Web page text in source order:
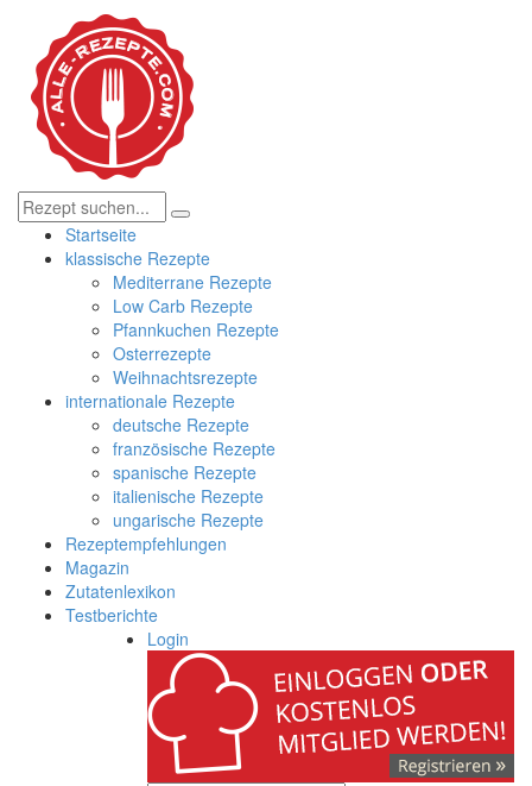
Startseite
klassische Rezepte
Mediterrane Rezepte
Low Carb Rezepte
Pfannkuchen Rezepte
Osterrezepte
Weihnachtsrezepte
internationale Rezepte
deutsche Rezepte
französische Rezepte
spanische Rezepte
italienische Rezepte
ungarische Rezepte
Rezeptempfehlungen
Magazin
Zutatenlexikon
Testberichte
Login